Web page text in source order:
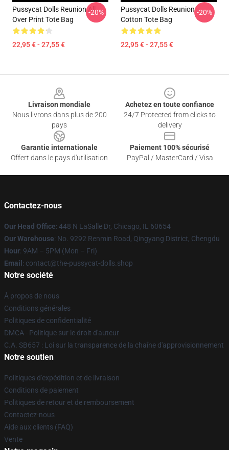
Pussycat Dolls Reunion All
Over Print Tote Bag
22,95 € - 27,55 €
-20%
Pussycat Dolls Reunion
Cotton Tote Bag
22,95 € - 27,55 €
-20%
Livraison mondiale
Nous livrons dans plus de 200
pays
Achetez en toute confiance
24/7 Protected from clicks to
delivery
Garantie internationale
Offert dans le pays d'utilisation
Paiement 100% sécurisé
PayPal / MasterCard / Visa
Contactez-nous
Our Head Office: 448 N LaSalle Dr, Chicago, IL 60654
Our Warehouse: No. 9292 Renmin Road, Qingyang District, Chengdu
Hour: 9AM – 5PM (Mon – Fri)
Email : contact@the-pussycat-dolls.shop
Notre société
À propos de nous
Conditions générales
Politiques de confidentialité
DMCA - Politique sur le droit d'auteur
C.A. SB657 : Loi sur la transparence de la chaîne d'approvisionnement
Notre soutien
Politiques d'expédition et de livraison
Conditions de paiement
Politiques de retour et de remboursement
Contactez-nous
Aide aux clients (FAQ)
Vente